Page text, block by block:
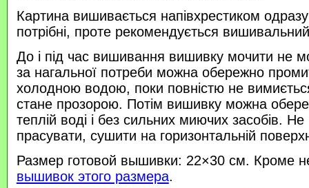
Картина вишивається напівхрестиком одразу
потрібні, проте рекомендується
До і під час вишивання вишивку мочити не
за нагальної потреби можна обережно
холодною водою, поки повністю не
стане прозорою. Потім вишивку можна
теплій воді і без сильних миючих засобів.
прасувати, сушити на горизонтальній
Размер готовой вышивки: 22×30 см. Кроме
вышивок этого размера.